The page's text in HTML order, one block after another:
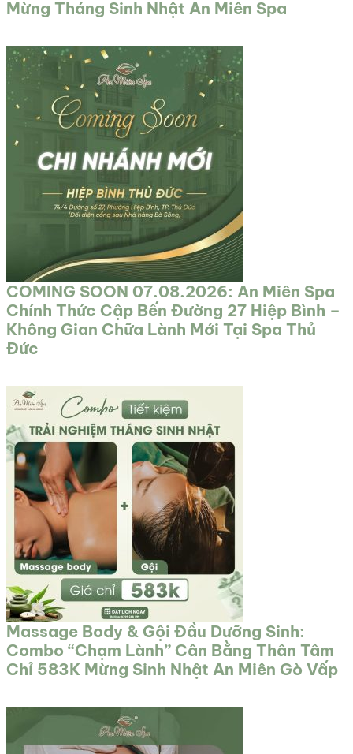
Mừng Tháng Sinh Nhật An Miên Spa
COMING SOON 07.08.2026: An Miên Spa
Chính Thức Cập Bến Đường 27 Hiệp Bình –
Không Gian Chữa Lành Mới Tại Spa Thủ
Đức
Massage Body & Gội Đầu Dưỡng Sinh:
Combo “Chạm Lành” Cân Bằng Thân Tâm
Chỉ 583K Mừng Sinh Nhật An Miên Gò Vấp